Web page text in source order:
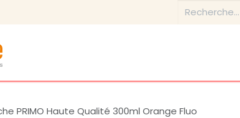
PRIMO Haute Qualité 300ml Orange Fluo